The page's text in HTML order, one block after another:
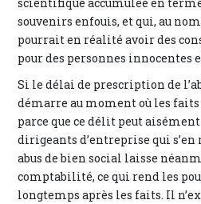
souvenirs enfouis, et qui, au
pourrait en réalité avoir des
pour des personnes innocentes
Si le délai de prescription de
démarre au moment où les faits
parce que ce délit peut
dirigeants d’entreprise qui s’en
abus de bien social laisse
comptabilité, ce qui rend les
longtemps après les faits. Il